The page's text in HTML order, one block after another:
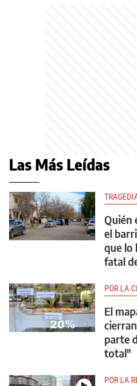
Las Más Leídas
Quién
el
que lo
fatal
POR LA
El
parte
total"
POR LA